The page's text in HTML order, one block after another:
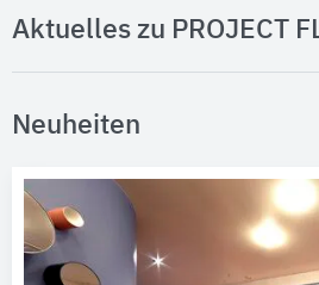
Aktuelles zu PROJECT
Neuheiten